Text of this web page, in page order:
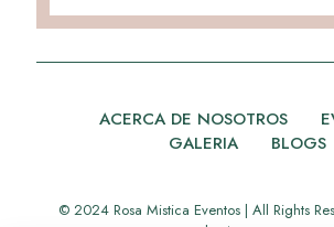
ACERCA DE NOSOTROS
GALERIA
BLOGS
© 2024 Rosa Mistica Eventos | All Rights